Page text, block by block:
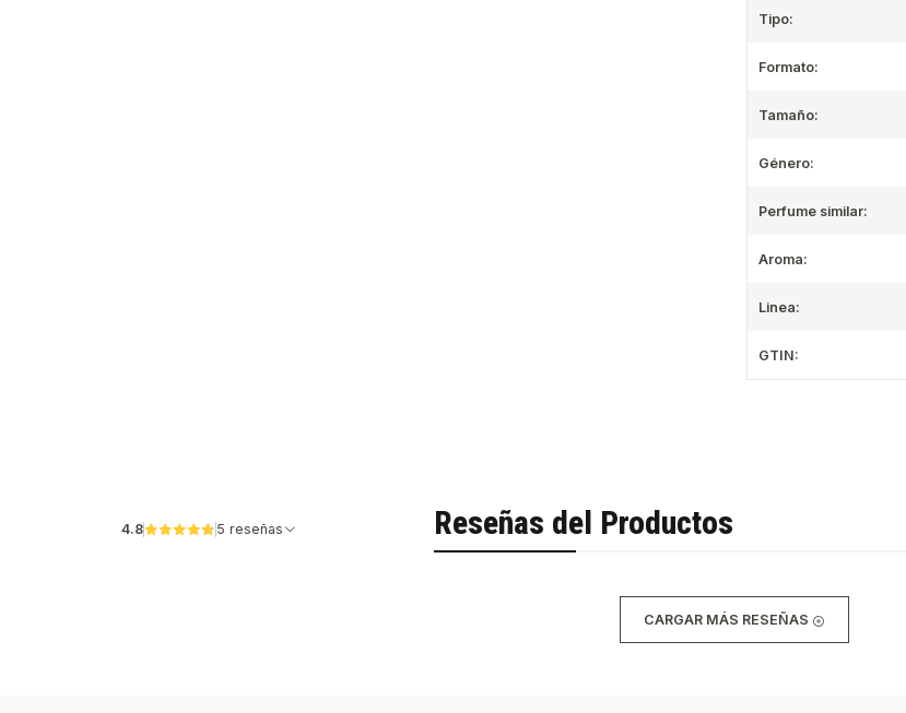
Tipo:
Formato:
Tamaño:
Género:
Perfume similar:
Aroma:
Linea:
GTIN:
Reseñas del Productos
4.8 5 reseñas
CARGAR MÁS RESEÑAS